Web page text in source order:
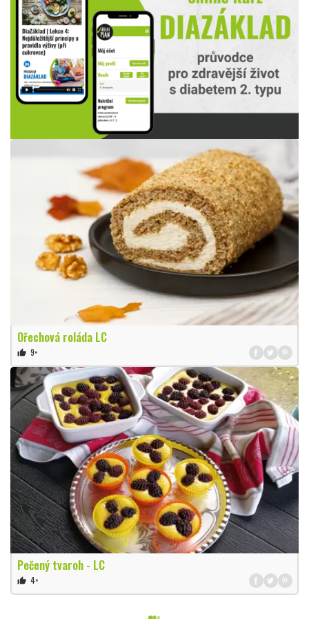
Ořechová roláda LC
thumb_up 9×
Pečený tvaroh - LC
thumb_up 4×